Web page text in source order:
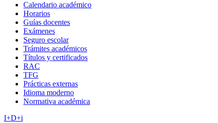
Calendario académico
Horarios
Guías docentes
Exámenes
Seguro escolar
Trámites académicos
Títulos y certificados
RAC
TFG
Prácticas externas
Idioma moderno
Normativa académica
I+D+i